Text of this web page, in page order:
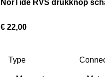
NorTide RVS drukknop
€ 22,00
Type